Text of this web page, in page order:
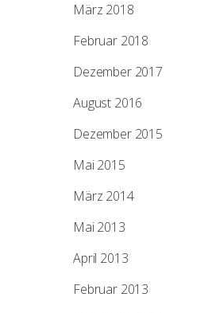
März 2018
Februar 2018
Dezember 2017
August 2016
Dezember 2015
Mai 2015
März 2014
Mai 2013
April 2013
Februar 2013